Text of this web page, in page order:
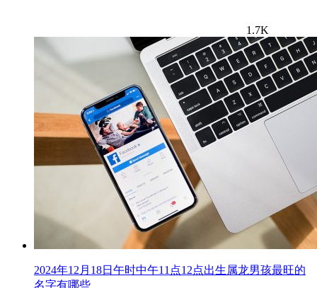
1.7K
2024年12月18日午时中午11点12点出生属龙男孩最旺的
名字有哪些